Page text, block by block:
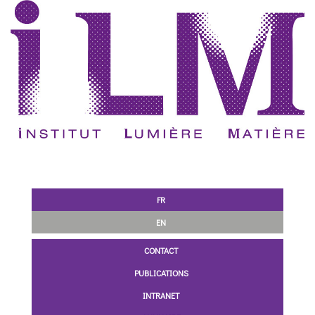
FR
EN
CONTACT
PUBLICATIONS
INTRANET